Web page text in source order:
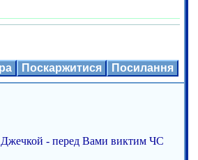
Поскаржитися Посилання
- перед Вами виктим ЧС